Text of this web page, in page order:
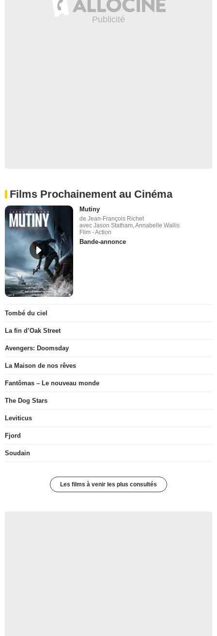
Films Prochainement au Cinéma
Mutiny
de Jean-François Richet
avec Jason Statham, Annabelle Wallis
Film - Action
Bande-annonce
Tombé du ciel
La fin d’Oak Street
Avengers: Doomsday
La Maison de nos rêves
Fantômas – Le nouveau monde
The Dog Stars
Leviticus
Fjord
Soudain
Les films à venir les plus consultés